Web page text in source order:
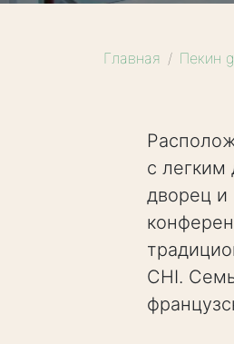
Главная Пекин
с легким
дворец и
CHI.